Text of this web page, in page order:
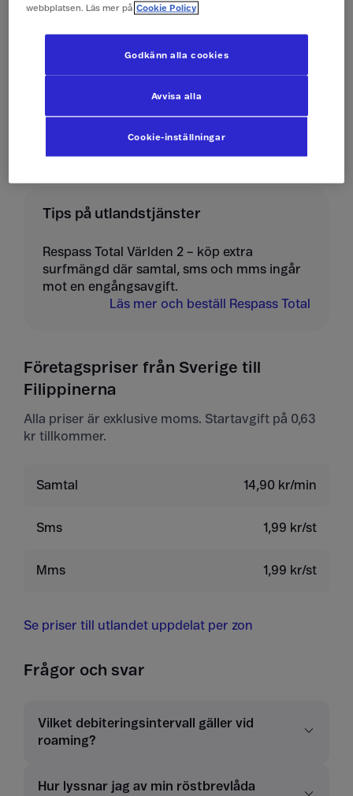
Ta emot sms 0 kr/st
Skicka mms 10 kr/st
Ta emot mms 10 kr/st
Tips på utlandstjänster
Respass Total Världen 2 – köp extra
surfmängd där samtal, sms och mms ingår
mot en engångsavgift.
Läs mer och beställ Respass Total
Företagspriser från Sverige till
Filippinerna
Alla priser är exklusive moms. Startavgift på 0,63
kr tillkommer.
Samtal 14,90 kr/min
Sms 1,99 kr/st
Mms 1,99 kr/st
Se priser till utlandet uppdelat per zon
Frågor och svar
Vilket debiteringsintervall gäller vid
roaming?
Hur lyssnar jag av min röstbrevlåda
webbplatsen. Läs mer på Cookie Policy
Cookie-inställningar
Avvisa alla
Godkänn alla cookies